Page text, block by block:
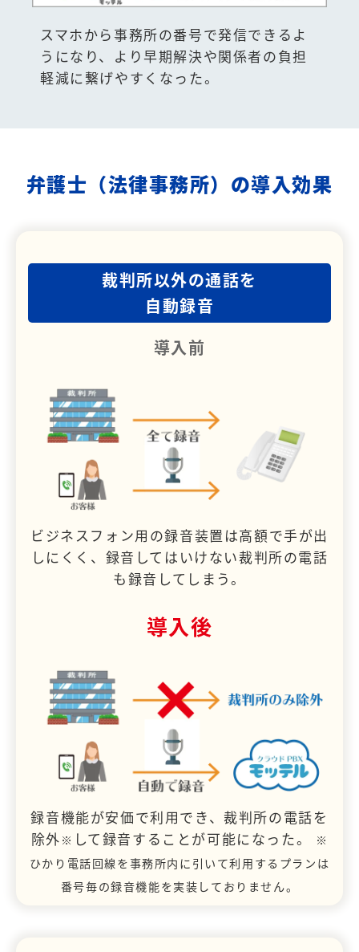
スマホから事務所の番号で発信できるよ
うになり、より早期解決や関係者の負担
軽減に繋げやすくなった。
弁護士（法律事務所）の導入効果
裁判所以外の通話を
自動録音
導入前
ビジネスフォン用の録音装置は高額で手が出
しにくく、録音してはいけない裁判所の電話
も録音してしまう。
導入後
録音機能が安価で利用でき、裁判所の電話を
除外 ※ して録音することが可能になった。
※
ひかり電話回線を事務所内に引いて利用するプランは
番号毎の録音機能を実装しておりません。